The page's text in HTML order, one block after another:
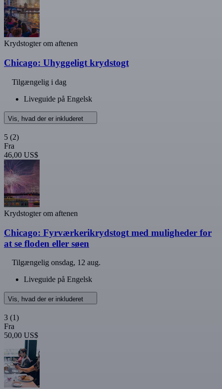
Krydstogter om aftenen
Chicago: Uhyggeligt krydstogt
Tilgængelig i dag
Liveguide på Engelsk
Vis, hvad der er inkluderet
5 (2)
Fra
46,00 US$
Krydstogter om aftenen
Chicago: Fyrværkerikrydstogt med muligheder for
at se floden eller søen
Tilgængelig onsdag, 12 aug.
Liveguide på Engelsk
Vis, hvad der er inkluderet
3 (1)
Fra
50,00 US$